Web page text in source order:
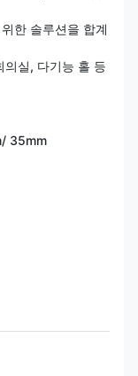
한 솔루션을 합계
의실, 다기능 홀 등
35mm